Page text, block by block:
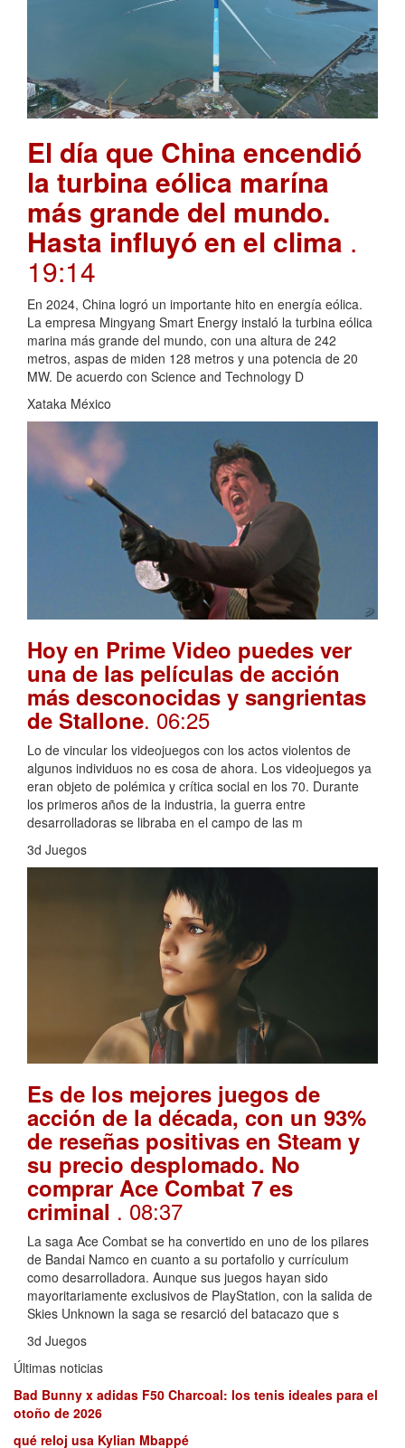
El día que China encendió
la turbina eólica marína
más grande del mundo.
Hasta influyó en el clima .
19:14
En 2024, China logró un importante hito en energía eólica.
La empresa Mingyang Smart Energy instaló la turbina eólica
marina más grande del mundo, con una altura de 242
metros, aspas de miden 128 metros y una potencia de 20
MW. De acuerdo con Science and Technology D
Xataka México
Hoy en Prime Video puedes ver
una de las películas de acción
más desconocidas y sangrientas
de Stallone. 06:25
Lo de vincular los videojuegos con los actos violentos de
algunos individuos no es cosa de ahora. Los videojuegos ya
eran objeto de polémica y crítica social en los 70. Durante
los primeros años de la industria, la guerra entre
desarrolladoras se libraba en el campo de las m
3d Juegos
Es de los mejores juegos de
acción de la década, con un 93%
de reseñas positivas en Steam y
su precio desplomado. No
comprar Ace Combat 7 es
criminal . 08:37
La saga Ace Combat se ha convertido en uno de los pilares
de Bandai Namco en cuanto a su portafolio y currículum
como desarrolladora. Aunque sus juegos hayan sido
mayoritariamente exclusivos de PlayStation, con la salida de
Skies Unknown la saga se resarció del batacazo que s
3d Juegos
Últimas noticias
Bad Bunny x adidas F50 Charcoal: los tenis ideales para el
otoño de 2026
qué reloj usa Kylian Mbappé